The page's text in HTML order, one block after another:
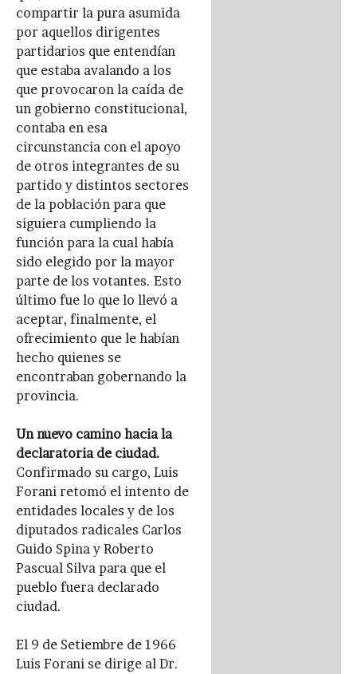
compartir la pura asumida
por aquellos dirigentes
partidarios que entendían
que estaba avalando a los
que provocaron la caída de
un gobierno constitucional,
contaba en esa
circunstancia con el apoyo
de otros integrantes de su
partido y distintos sectores
de la población para que
siguiera cumpliendo la
función para la cual había
sido elegido por la mayor
parte de los votantes. Esto
último fue lo que lo llevó a
aceptar, finalmente, el
ofrecimiento que le habían
hecho quienes se
encontraban gobernando la
provincia.
Un nuevo camino hacia la
declaratoria de ciudad.
Confirmado su cargo, Luis
Forani retomó el intento de
entidades locales y de los
diputados radicales Carlos
Guido Spina y Roberto
Pascual Silva para que el
pueblo fuera declarado
ciudad.
El 9 de Setiembre de 1966
Luis Forani se dirige al Dr.